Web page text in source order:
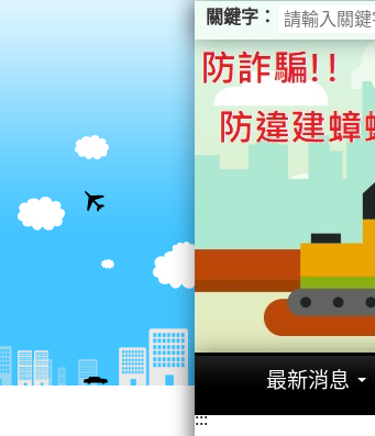
關鍵字：
最新消息
:::